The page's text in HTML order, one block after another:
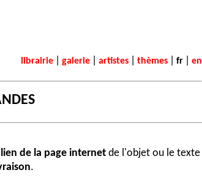
librairie galerie artistes thèmes fr en
lien de la page internet de l'objet ou le texte
.